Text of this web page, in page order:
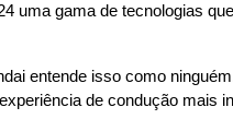
uma gama de tecnologias
entende isso como
de condução mais